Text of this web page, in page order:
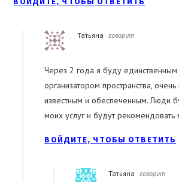
Татьяна говорит
Через 2 года я буду
организатором пространства,
известным и обеспеченным. Люди
моих услуг и будут рекомендовать
ВОЙДИТЕ, ЧТОБЫ ОТВЕТИТЬ
Татьяна говорит